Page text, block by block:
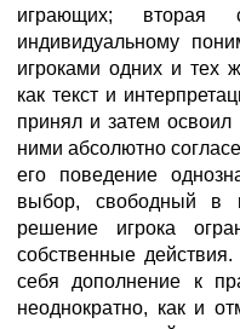
играющих; вторая
индивидуальному
игроками одних и тех
как текст и
принял и затем освоил
ними абсолютно
его поведение
выбор, свободный в
решение игрока
собственные
себя дополнение к
неоднократно, как и